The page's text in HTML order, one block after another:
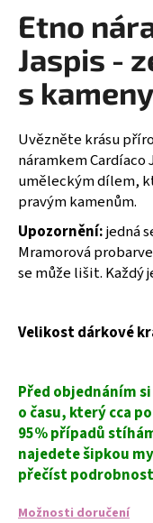
produktu
je
0,0
z
hvězdiček.
Etno
Jaspis -
s kameny
Uvězněte krásu
náramkem
uměleckým dílem,
pravým kamenům.
Upozornění:jedná
Mramorová
se může lišit. Každý
Velikost dárkové
Před objednáním
o času, který cca
95% případů
najedete šipkou
přečíst
Možnosti doručení
D
o
p
o
r
č
u
j
e
m
e
FIALOVÁ
KRYSTALY
299
Kč